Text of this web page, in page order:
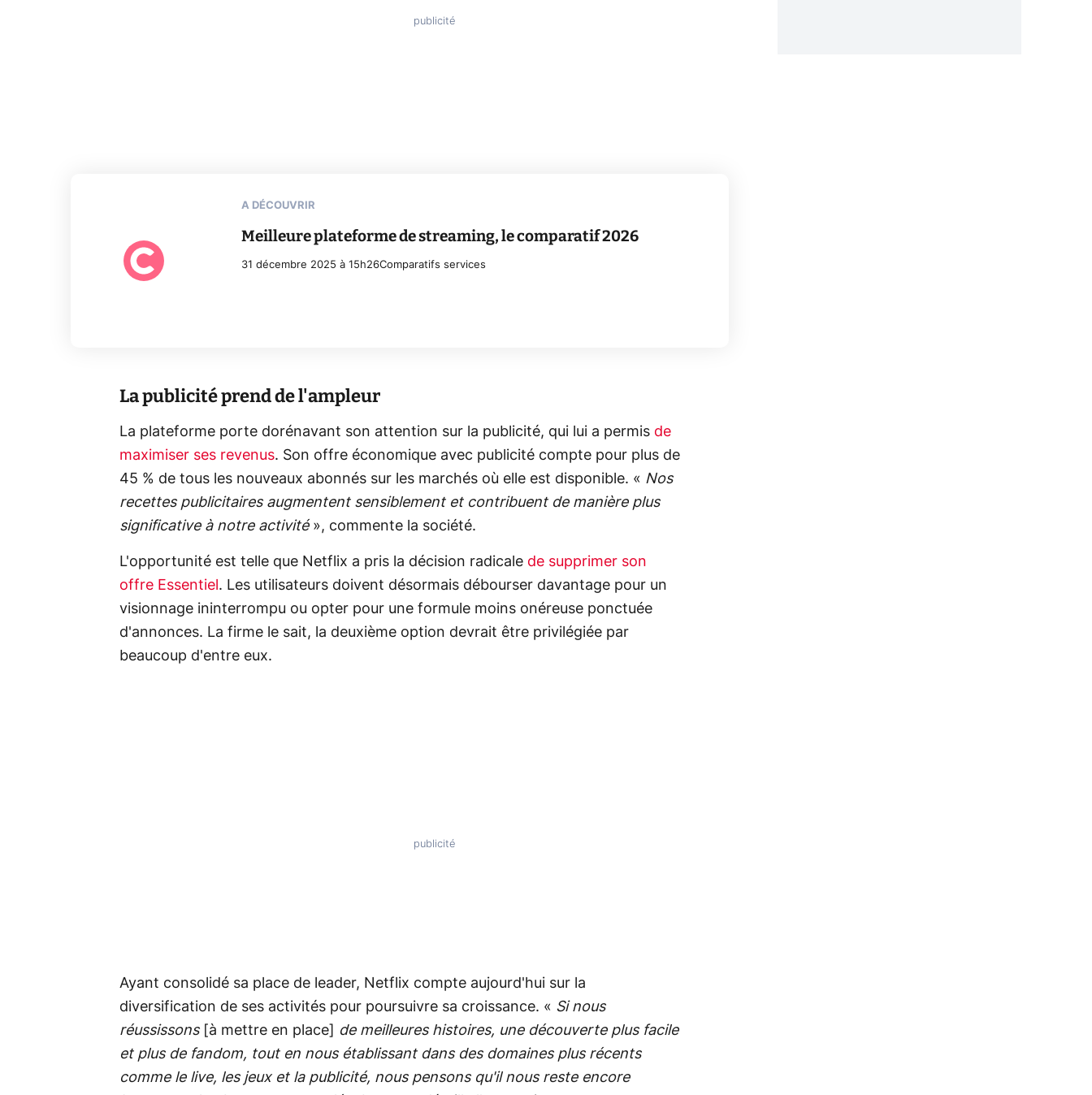
A DÉCOUVRIR
Meilleure plateforme de streaming, le comparatif 2026
31 décembre 2025 à 15h26Comparatifs services
La publicité prend de l'ampleur
La plateforme porte dorénavant son attention sur la publicité, qui lui a permis de
maximiser ses revenus. Son offre économique avec publicité compte pour plus de
45 % de tous les nouveaux abonnés sur les marchés où elle est disponible. « Nos
recettes publicitaires augmentent sensiblement et contribuent de manière plus
significative à notre activité », commente la société.
L'opportunité est telle que Netflix a pris la décision radicale de supprimer son
offre Essentiel . Les utilisateurs doivent désormais débourser davantage pour un
visionnage ininterrompu ou opter pour une formule moins onéreuse ponctuée
d'annonces. La firme le sait, la deuxième option devrait être privilégiée par
beaucoup d'entre eux.
Ayant consolidé sa place de leader, Netflix compte aujourd'hui sur la
diversification de ses activités pour poursuivre sa croissance. « Si nous
réussissons
[à mettre en place]
de meilleures histoires, une découverte plus facile
et plus de fandom, tout en nous établissant dans des domaines plus récents
comme le live, les jeux et la publicité, nous pensons qu'il nous reste encore